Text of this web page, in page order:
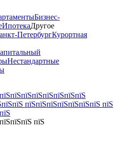
Бизнес-
ИпотекаДругое
ПетербургКурортная
Нестандартные
пїЅпїЅпїЅпїЅпїЅпїЅпїЅ пїЅ
пїЅ